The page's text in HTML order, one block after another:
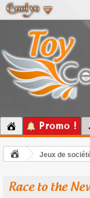
Promo !
Jeux de
Race to the